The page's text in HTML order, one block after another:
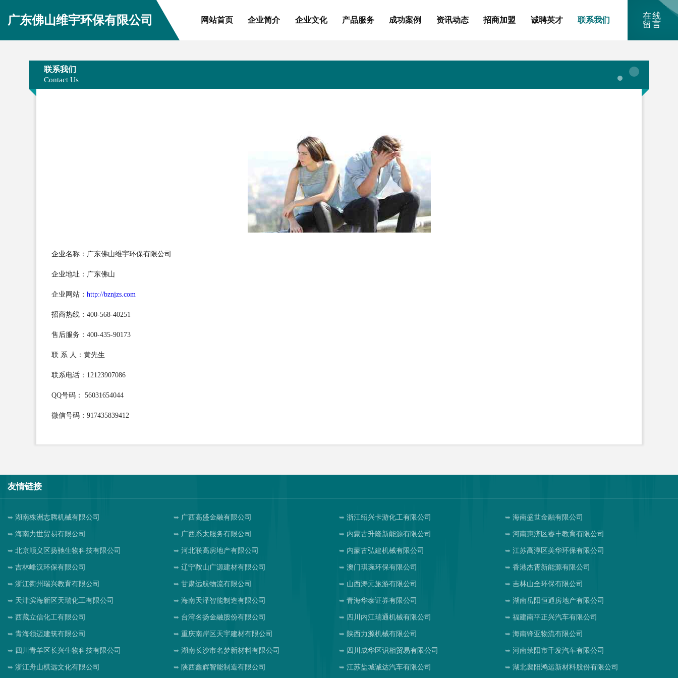
广东佛山维宇环保有限公司 网站首页 企业简介 企业文化 产品服务 成功案例 资讯动态 招商加盟 诚聘英才 联系我们
在线
留言
联系我们
Contact Us
企业名称：广东佛山维宇环保有限公司
企业地址：广东佛山
企业网站： http://bznjzs.com
招商热线：400-568-40251
售后服务：400-435-90173
联 系 人：黄先生
联系电话：12123907086
QQ号码： 56031654044
微信号码：917435839412
友情链接
湖南株洲志腾机械有限公司 广西高盛金融有限公司 浙江绍兴卡游化工有限公司 海南盛世金融有限公司
海南力世贸易有限公司 广西系太服务有限公司 内蒙古升隆新能源有限公司 河南惠济区睿丰教育有限公司
北京顺义区扬驰生物科技有限公司 河北联高房地产有限公司 内蒙古弘建机械有限公司 江苏高淳区美华环保有限公司
吉林峰汉环保有限公司 辽宁鞍山广源建材有限公司 澳门琪琬环保有限公司 香港杰霄新能源有限公司
浙江衢州瑞兴教育有限公司 甘肃远航物流有限公司 山西涛元旅游有限公司 吉林山全环保有限公司
天津滨海新区天瑞化工有限公司 海南天泽智能制造有限公司 青海华泰证券有限公司 湖南岳阳恒通房地产有限公司
西藏立信化工有限公司 台湾名扬金融股份有限公司 四川内江瑞通机械有限公司 福建南平正兴汽车有限公司
青海领迈建筑有限公司 重庆南岸区天宇建材有限公司 陕西力源机械有限公司 海南锋亚物流有限公司
四川青羊区长兴生物科技有限公司 湖南长沙市名梦新材料有限公司 四川成华区识相贸易有限公司 河南荥阳市千发汽车有限公司
浙江舟山棋远文化有限公司 陕西鑫辉智能制造有限公司 江苏盐城诚达汽车有限公司 湖北襄阳鸿运新材料股份有限公司